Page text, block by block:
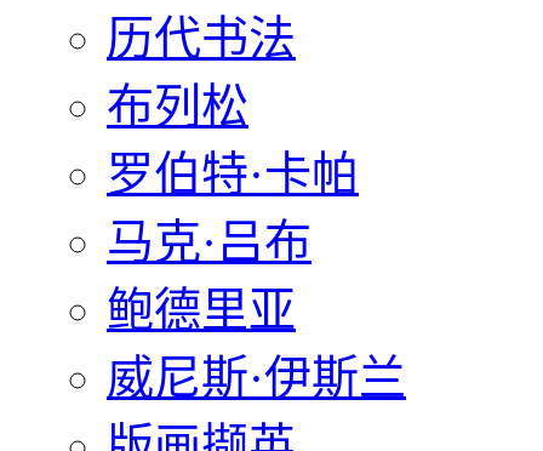
历代书法
布列松
罗伯特·卡帕
马克·吕布
鲍德里亚
威尼斯·伊斯兰